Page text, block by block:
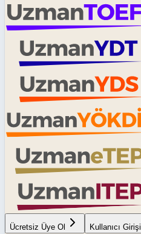
Ücretsiz Üye Ol Kullanıcı Girişi